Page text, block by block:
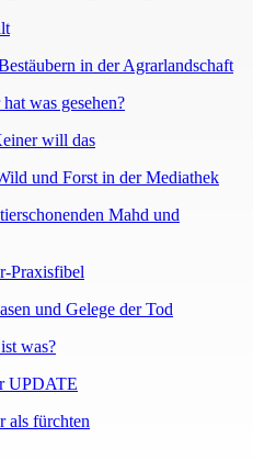
in der Agrarlandschaft
was gesehen?
will das
und Forst in der Mediathek
Mahd und
Praxisfibel
und Gelege der Tod
was?
UPDATE
als fürchten